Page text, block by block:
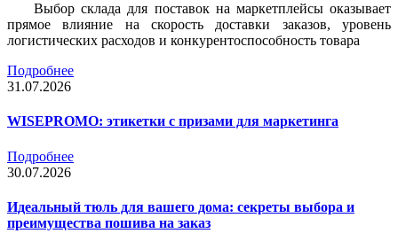
Выбор склада для поставок на маркетплейсы оказывает
прямое влияние на скорость доставки заказов, уровень
логистических расходов и конкурентоспособность товара
Подробнее
31.07.2026
WISEPROMO: этикетки с призами для маркетинга
Подробнее
30.07.2026
Идеальный тюль для вашего дома: секреты выбора и
преимущества пошива на заказ